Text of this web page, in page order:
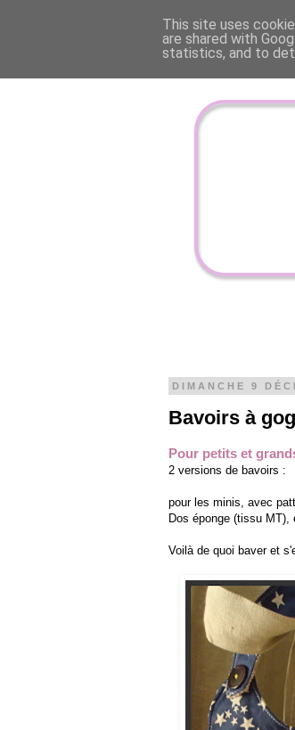
DIMANCHE 9
Bavoirs à
Pour petits et
2 versions de bavoirs :
pour les minis, avec
Dos éponge (tissu
Voilà de quoi baver et
This site uses
are shared with
statistics, and to